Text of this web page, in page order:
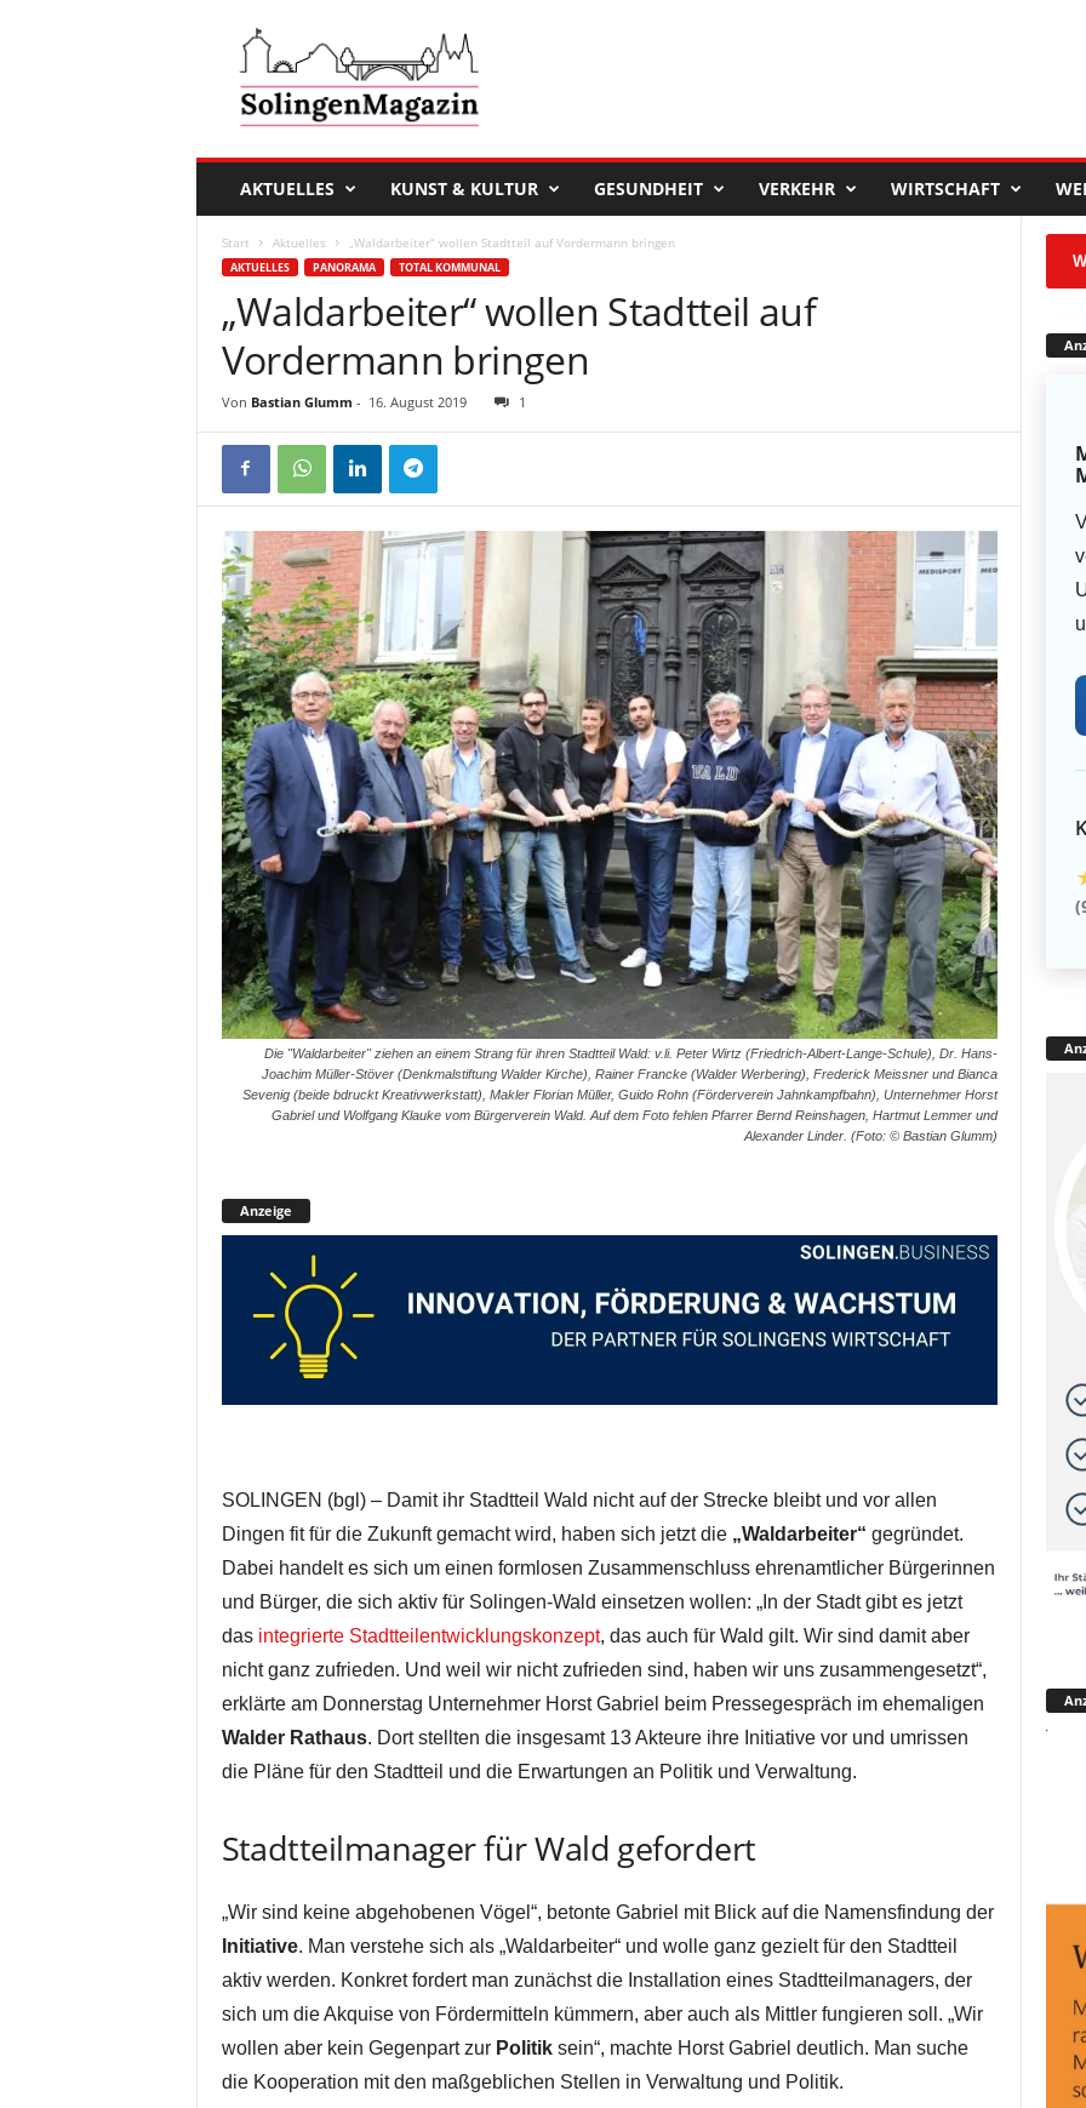
i
AKTUELLES KUNST & KULTUR GESUNDHEIT VERKEHR WIRTSCHAFT
Start Aktuelles „Waldarbeiter“ wollen Stadtteil auf Vordermann bringen
AKTUELLES PANORAMA TOTAL KOMMUNAL
„Waldarbeiter“ wollen Stadtteil auf
Vordermann bringen
Von Bastian Glumm - 16. August 2019 1
Die "Waldarbeiter" ziehen an einem Strang für ihren Stadtteil Wald: v.li. Peter Wirtz (Friedrich-Albert-Lange-Schule), Dr. Hans-
Joachim Müller-Stöver (Denkmalstiftung Walder Kirche), Rainer Francke (Walder Werbering), Frederick Meissner und Bianca
Sevenig (beide bdruckt Kreativwerkstatt), Makler Florian Müller, Guido Rohn (Förderverein Jahnkampfbahn), Unternehmer Horst
Gabriel und Wolfgang Klauke vom Bürgerverein Wald. Auf dem Foto fehlen Pfarrer Bernd Reinshagen, Hartmut Lemmer und
Alexander Linder. (Foto: © Bastian Glumm)
Anzeige
SOLINGEN (bgl) – Damit ihr Stadtteil Wald nicht auf der Strecke bleibt und vor allen
Dingen fit für die Zukunft gemacht wird, haben sich jetzt die „Waldarbeiter“ gegründet.
Dabei handelt es sich um einen formlosen Zusammenschluss ehrenamtlicher Bürgerinnen
und Bürger, die sich aktiv für Solingen-Wald einsetzen wollen: „In der Stadt gibt es jetzt
das integrierte Stadtteilentwicklungskonzept, das auch für Wald gilt. Wir sind damit aber
nicht ganz zufrieden. Und weil wir nicht zufrieden sind, haben wir uns zusammengesetzt“,
erklärte am Donnerstag Unternehmer Horst Gabriel beim Pressegespräch im ehemaligen
Walder Rathaus. Dort stellten die insgesamt 13 Akteure ihre Initiative vor und umrissen
die Pläne für den Stadtteil und die Erwartungen an Politik und Verwaltung.
Stadtteilmanager für Wald gefordert
„Wir sind keine abgehobenen Vögel“, betonte Gabriel mit Blick auf die Namensfindung der
Initiative. Man verstehe sich als „Waldarbeiter“ und wolle ganz gezielt für den Stadtteil
aktiv werden. Konkret fordert man zunächst die Installation eines Stadtteilmanagers, der
sich um die Akquise von Fördermitteln kümmern, aber auch als Mittler fungieren soll. „Wir
wollen aber kein Gegenpart zur Politiksein“, machte Horst Gabriel deutlich. Man suche
die Kooperation mit den maßgeblichen Stellen in Verwaltung und Politik.